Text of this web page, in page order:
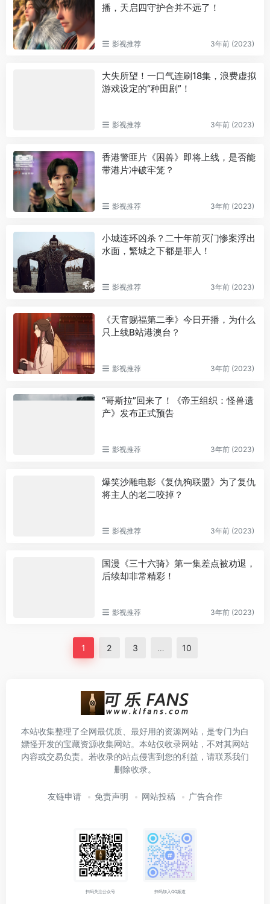
播，天启四守护合并不远了！
影视推荐 3年前 (2023)
大失所望！一口气连刷18集，浪费虚拟
游戏设定的“种田剧”！
影视推荐 3年前 (2023)
香港警匪片《困兽》即将上线，是否能
带港片冲破牢笼？
影视推荐 3年前 (2023)
小城连环凶杀？二十年前灭门惨案浮出
水面，繁城之下都是罪人！
影视推荐 3年前 (2023)
《天官赐福第二季》今日开播，为什么
只上线B站港澳台？
影视推荐 3年前 (2023)
“哥斯拉”回来了！《帝王组织：怪兽遗
产》发布正式预告
影视推荐 3年前 (2023)
爆笑沙雕电影《复仇狗联盟》为了复仇
将主人的老二咬掉？
影视推荐 3年前 (2023)
国漫《三十六骑》第一集差点被劝退，
后续却非常精彩！
影视推荐 3年前 (2023)
1 2 3 … 10
本站收集整理了全网最优质、最好用的资源网站，是专门为白
嫖怪开发的宝藏资源收集网站。本站仅收录网站，不对其网站
内容或交易负责。若收录的站点侵害到您的利益，请联系我们
删除收录。
友链申请 免责声明 网站投稿 广告合作
扫码关注公众号 扫码加入QQ频道